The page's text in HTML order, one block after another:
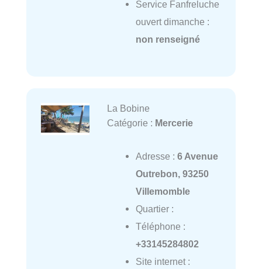
Service Fanfreluche
ouvert dimanche :
non renseigné
La Bobine
Catégorie : Mercerie
Adresse : 6 Avenue
Outrebon, 93250
Villemomble
Quartier :
Téléphone :
+33145284802
Site internet :